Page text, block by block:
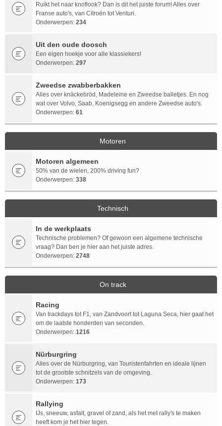
Ruikt het naar knoflook? Dan is dit het juiste forum! Alles over
Franse auto's, van Citroën tot Venturi.
Onderwerpen: 234
Uit den oude doosch
Een eigen hoekje voor alle klassiekers!
Onderwerpen: 297
Zweedse zwabberbakken
Alles over knäckebröd, Madeleine en Zweedse balletjes. En nog
wat over Volvo, Saab, Koenigsegg en andere Zweedse auto's.
Onderwerpen: 61
Motoren
Motoren algemeen
50% van de wielen, 200% driving fun?
Onderwerpen: 338
Technisch
In de werkplaats
Technische problemen? Of gewoon een algemene technische
vraag? Dan ben je hier aan het juiste adres.
Onderwerpen: 2748
On track
Racing
Van trackdays tot F1, van Zandvoort tot Laguna Seca, hier gaat het
om de laatste honderden van seconden.
Onderwerpen: 1216
Nürburgring
Alles over de Nürburgring, van Touristenfahrten en ideale lijnen
tot de grootste schnitzels van de omgeving.
Onderwerpen: 173
Rallying
IJs, sneeuw, asfalt, gravel of zand, als het met rally's te maken
heeft kom je het hier tegen.